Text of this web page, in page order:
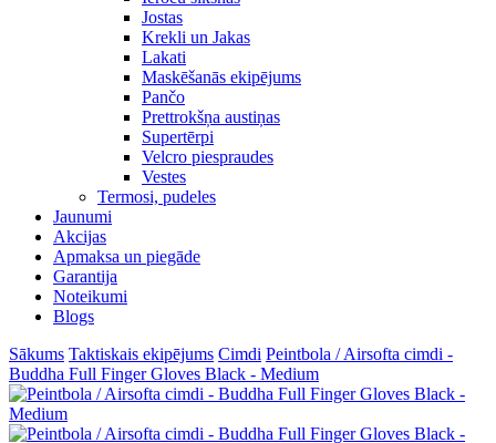
Jostas
Krekli un Jakas
Lakati
Maskēšanās ekipējums
Pančo
Prettrokšņa austiņas
Supertērpi
Velcro piespraudes
Vestes
Termosi, pudeles
Jaunumi
Akcijas
Apmaksa un piegāde
Garantija
Noteikumi
Blogs
Sākums Taktiskais ekipējums Cimdi Peintbola / Airsofta cimdi -
Buddha Full Finger Gloves Black - Medium